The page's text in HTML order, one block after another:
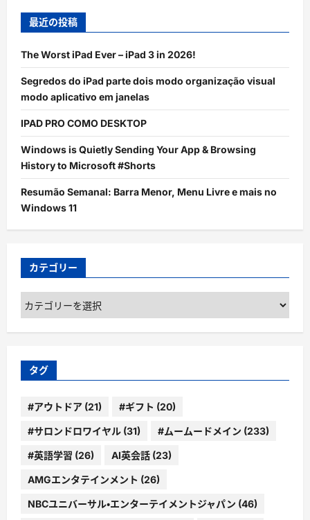
最近の投稿
The Worst iPad Ever – iPad 3 in 2026!
Segredos do iPad parte dois modo organização visual
modo aplicativo em janelas
IPAD PRO COMO DESKTOP
Windows is Quietly Sending Your App & Browsing
History to Microsoft #Shorts
Resumão Semanal: Barra Menor, Menu Livre e mais no
Windows 11
カテゴリー
カ
テ
ゴ
ー
タグ
#アウトドア (21) #ギフト (20)
#サロンドロワイヤル (31) #ムームードメイン (233)
#英語学習 (26) AI英会話 (23)
AMGエンタテインメント (26)
NBCユニバーサル・エンターテイメントジャパン (46)